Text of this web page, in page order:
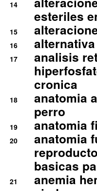
14
esteriles
15
16
17
analisis
cronica
18
anatomia
perro
19 anatomia
20
anatomia
basicas
21
anemia